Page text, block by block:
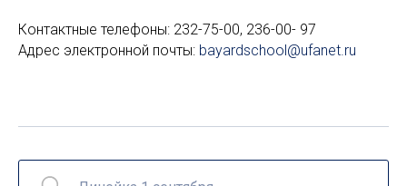
Контактные телефоны: 232-75-00, 236-00- 97
Адрес электронной почты: bayardschool@ufanet.ru